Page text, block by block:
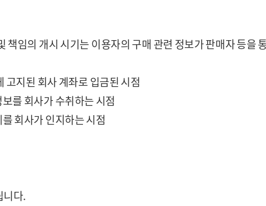
책임의 개시 시기는 이용자의 구매 관련 정보가 판매자 등을
고지된 회사 계좌로 입금된 시점
를 회사가 수취하는 시점
회사가 인지하는 시점
니다.